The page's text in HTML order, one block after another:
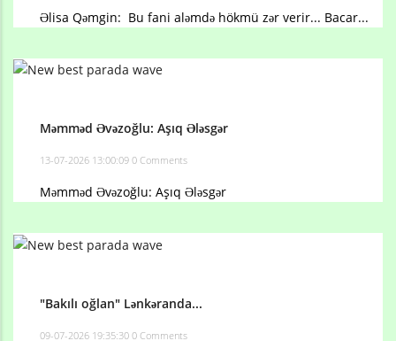
Əlisa Qəmgin: Bu fani aləmdə hökmü zər verir... Bacar...
Məmməd Əvəzoğlu: Aşıq Ələsgər
13-07-2026 13:00:09 0 Comments
Məmməd Əvəzoğlu: Aşıq Ələsgər
"Bakılı oğlan" Lənkəranda...
09-07-2026 19:35:30 0 Comments